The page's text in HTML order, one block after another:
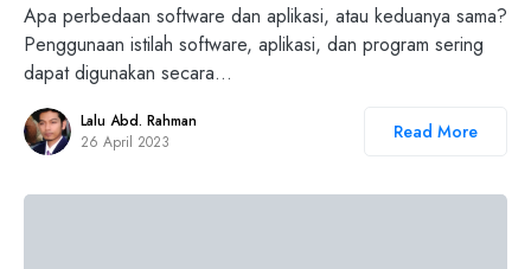
Apa perbedaan software dan aplikasi, atau keduanya sama?
Penggunaan istilah software, aplikasi, dan program sering
dapat digunakan secara…
Lalu Abd. Rahman
26 April 2023
Read More